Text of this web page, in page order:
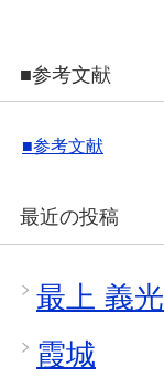
■参考文献
■参考文献
最近の投稿
最上 義光
霞城